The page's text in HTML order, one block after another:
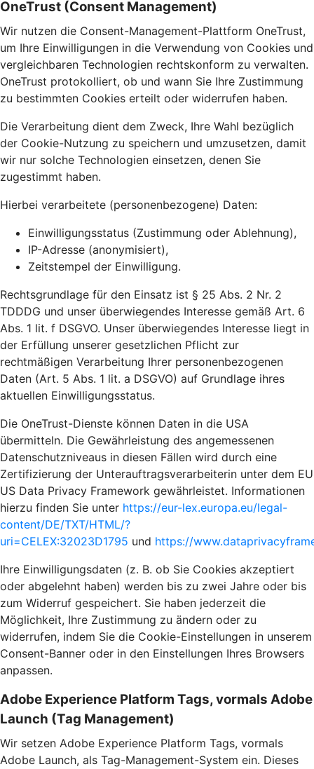
OneTrust (Consent Management)
Wir nutzen die Consent-Management-Plattform OneTrust,
um Ihre Einwilligungen in die Verwendung von Cookies und
vergleichbaren Technologien rechtskonform zu verwalten.
OneTrust protokolliert, ob und wann Sie Ihre Zustimmung
zu bestimmten Cookies erteilt oder widerrufen haben.
Die Verarbeitung dient dem Zweck, Ihre Wahl bezüglich
der Cookie-Nutzung zu speichern und umzusetzen, damit
wir nur solche Technologien einsetzen, denen Sie
zugestimmt haben.
Hierbei verarbeitete (personenbezogene) Daten:
Einwilligungsstatus (Zustimmung oder Ablehnung),
IP-Adresse (anonymisiert),
Zeitstempel der Einwilligung.
Rechtsgrundlage für den Einsatz ist § 25 Abs. 2 Nr. 2
TDDDG und unser überwiegendes Interesse gemäß Art. 6
Abs. 1 lit. f DSGVO. Unser überwiegendes Interesse liegt in
der Erfüllung unserer gesetzlichen Pflicht zur
rechtmäßigen Verarbeitung Ihrer personenbezogenen
Daten (Art. 5 Abs. 1 lit. a DSGVO) auf Grundlage ihres
aktuellen Einwilligungsstatus.
Die OneTrust-Dienste können Daten in die USA
übermitteln. Die Gewährleistung des angemessenen
Datenschutzniveaus in diesen Fällen wird durch eine
Zertifizierung der Unterauftragsverarbeiterin unter dem EU
US Data Privacy Framework gewährleistet. Informationen
hierzu finden Sie unter https://eur-lex.europa.eu/legal-
content/DE/TXT/HTML/?
uri=CELEX:32023D1795 und https://
Ihre Einwilligungsdaten (z. B. ob Sie Cookies akzeptiert
oder abgelehnt haben) werden bis zu zwei Jahre oder bis
zum Widerruf gespeichert. Sie haben jederzeit die
Möglichkeit, Ihre Zustimmung zu ändern oder zu
widerrufen, indem Sie die Cookie-Einstellungen in unserem
Consent-Banner oder in den Einstellungen Ihres Browsers
anpassen.
Adobe Experience Platform Tags, vormals Adobe
Launch (Tag Management)
Wir setzen Adobe Experience Platform Tags, vormals
Adobe Launch, als Tag-Management-System ein. Dieses